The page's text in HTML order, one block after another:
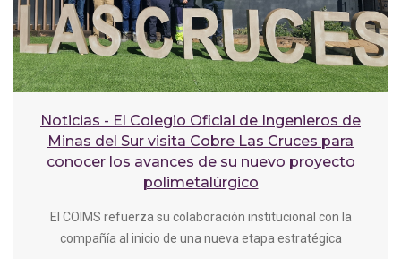
Noticias - El Colegio Oficial de Ingenieros de
Minas del Sur visita Cobre Las Cruces para
conocer los avances de su nuevo proyecto
polimetalúrgico
El COIMS refuerza su colaboración institucional con la
compañía al inicio de una nueva etapa estratégica